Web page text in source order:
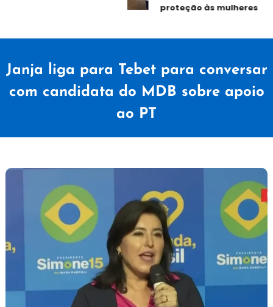
proteção às mulheres
Janja liga para Tebet para conversar
com candidata do MDB sobre apoio
ao PT